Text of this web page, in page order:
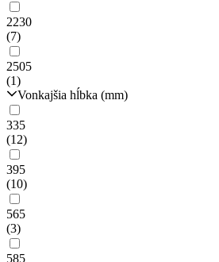
2230
(7)
2505
(1)
Vonkajšia hĺbka (mm)
335
(12)
395
(10)
565
(3)
585